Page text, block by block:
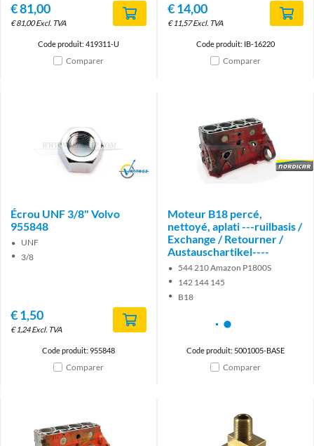
€81,00
€81,00 Excl. TVA
Code produit: 419311-U
Comparer
€14,00
€11,57 Excl. TVA
Code produit: IB-16220
Comparer
Brand
Écrou UNF 3/8" Volvo
955848
UNF
3/8
€1,50
€1,24 Excl. TVA
Code produit: 955848
Comparer
Brand
Moteur B18 percé,
nettoyé, aplati ---ruilbasis /
Exchange / Retourner /
Austauschartikel----
544 210 Amazon P1800S
142 144 145
B18
Code produit: 5001005-BASE
Comparer